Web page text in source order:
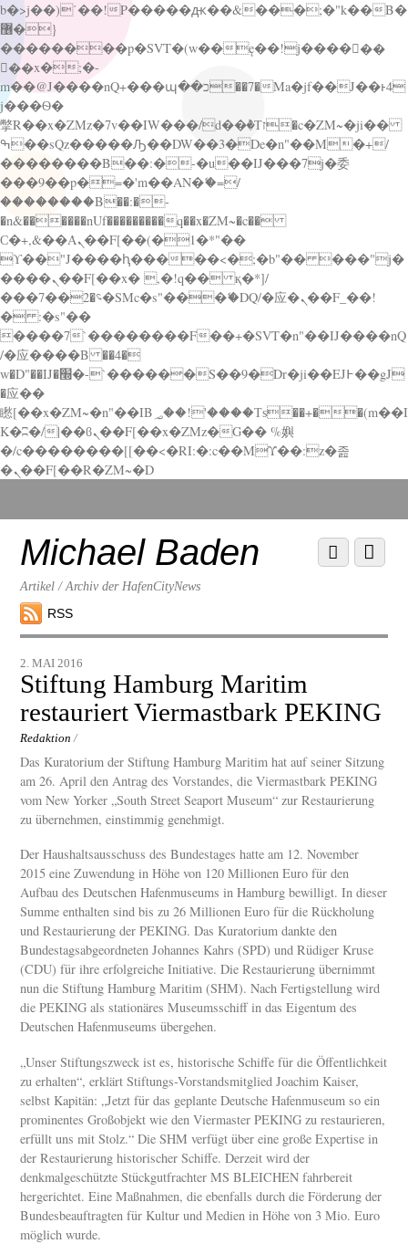
b�>j��)΄��!P�����ԫ��&���;�"k��B�
޶�}
��������p�SVT�(w��ę��!j������
��x�;�-
m��@J����nQ+���պ��כ��7�Ma�jf��J��ͱ4
j���Ѳ�
撆R��x�ZMz�7v��IW���/d��ٞ�Тז�c�ZM~�ji��
ߒ��sQz�����Ԡ��DW��3�De�n"��M�+/
��������B��:�-�u��IJ���7j�委
���9��p�=�'m��AN�ޭ�=/
��������B��:�-
�n&������nUf���������q��x�ZM~�c��
Ϲ�+,&��Ὰܢ��F[��(�1�*"��
ϒ��"J����ԧ�����<�;�b"�� ���"j�
����ܢ��F[��x� ,�!q�� қ�*]/
���؝�2��7�SMc�s"���ޭ�DQ/�应�ܢ��F_��!
� :�s"��
����7`��������F��+�SVT�n"��IJ����nQ
/�应����B ��4�
w�D"��IJ�׭�-`������S��9�Dr�ji��EJ߅��gJ
�应��
矁[��x�ZM~�n"��IB؃��!'����Тѕ��+��(m��I
K�ʭ�/|��ϐܢ��F[��x�ZMz�G�� %嬩
�/c��������[[��<�RI:�:c��MΎ��:z�졾
�ܢ��F[��R�ZM~�D
down
contentMichael Baden
Artikel / Archiv der HafenCityNews
RSS
Menu
Scroll
down
2. MAI 2016
Stiftung Hamburg Maritim
restauriert Viermastbark PEKING
Redaktion /
Das Kuratorium der Stiftung Hamburg Maritim hat auf seiner Sitzung
am 26. April den Antrag des Vorstandes, die Viermastbark PEKING
vom New Yorker „South Street Seaport Museum“ zur Restaurierung
zu übernehmen, einstimmig genehmigt.
Der Haushaltsausschuss des Bundestages hatte am 12. November
2015 eine Zuwendung in Höhe von 120 Millionen Euro für den
Aufbau des Deutschen Hafenmuseums in Hamburg bewilligt. In dieser
Summe enthalten sind bis zu 26 Millionen Euro für die Rückholung
und Restaurierung der PEKING. Das Kuratorium dankte den
Bundestagsabgeordneten Johannes Kahrs (SPD) und Rüdiger Kruse
(CDU) für ihre erfolgreiche Initiative. Die Restaurierung übernimmt
nun die Stiftung Hamburg Maritim (SHM). Nach Fertigstellung wird
die PEKING als stationäres Museumsschiff in das Eigentum des
Deutschen Hafenmuseums übergehen.
„Unser Stiftungszweck ist es, historische Schiffe für die Öffentlichkeit
zu erhalten“, erklärt Stiftungs-Vorstandsmitglied Joachim Kaiser,
selbst Kapitän: „Jetzt für das geplante Deutsche Hafenmuseum so ein
prominentes Großobjekt wie den Viermaster PEKING zu restaurieren,
erfüllt uns mit Stolz.“ Die SHM verfügt über eine große Expertise in
der Restaurierung historischer Schiffe. Derzeit wird der
denkmalgeschützte Stückgutfrachter MS BLEICHEN fahrbereit
hergerichtet. Eine Maßnahmen, die ebenfalls durch die Förderung der
Bundesbeauftragten für Kultur und Medien in Höhe von 3 Mio. Euro
möglich wurde.